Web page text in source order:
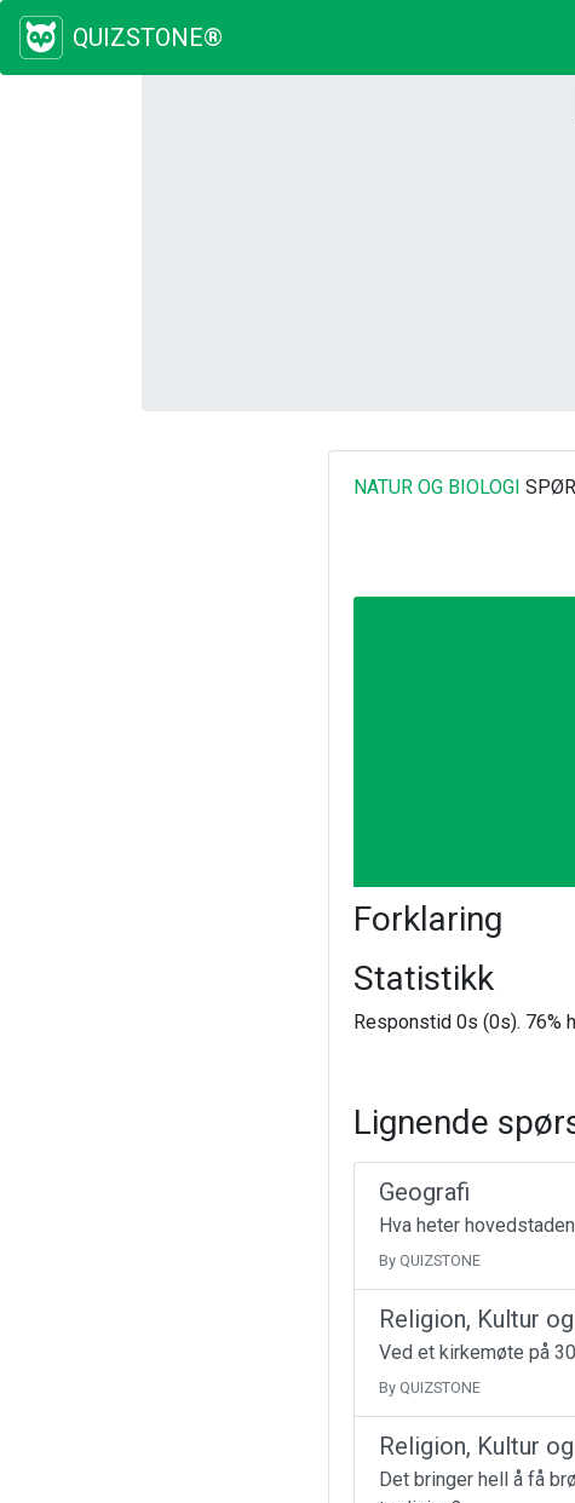
QUIZSTONE®
NATUR OG BIOLOGI
Forklaring
Statistikk
Responstid 0s (0s). 76%
Lignende
Geografi
Hva heter
By QUIZSTONE
Religion, Kultur
Ved et kirkemøte på
By QUIZSTONE
Religion, Kultur
Det bringer hell å få